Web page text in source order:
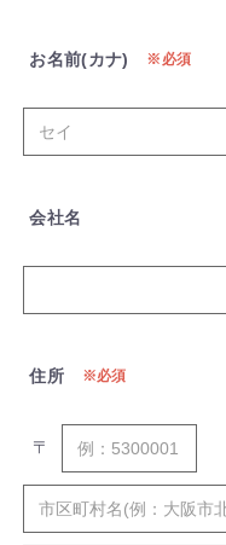
お名前(カナ) 必須
会社名
住所 必須
〒